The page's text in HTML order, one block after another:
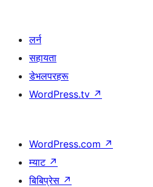
लर्न
सहायता
डेभलपरहरू
WordPress.tv ↗
WordPress.com ↗
म्याट ↗
बिबिप्रेस ↗